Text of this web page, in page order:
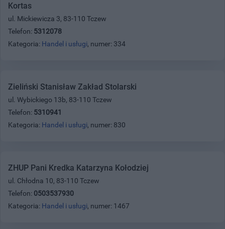
Kortas
ul. Mickiewicza 3, 83-110 Tczew
Telefon: 5312078
Kategoria: Handel i usługi, numer: 334
Zieliński Stanisław Zakład Stolarski
ul. Wybickiego 13b, 83-110 Tczew
Telefon: 5310941
Kategoria: Handel i usługi, numer: 830
ZHUP Pani Kredka Katarzyna Kołodziej
ul. Chłodna 10, 83-110 Tczew
Telefon: 0503537930
Kategoria: Handel i usługi, numer: 1467